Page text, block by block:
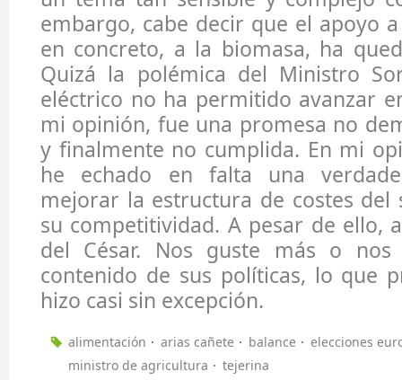
embargo, cabe decir que el apoyo
en concreto, a la biomasa, ha
Quizá la polémica del Ministro
eléctrico no ha permitido avanzar
mi opinión, fue una promesa no
y finalmente no cumplida. En mi
he echado en falta una
mejorar la estructura de costes
su competitividad. A pesar de ello,
del César. Nos guste más o
contenido de sus políticas, lo que
hizo casi sin excepción.
alimentación arias cañete balance
elecciones
ministro de agricultura
tejerina